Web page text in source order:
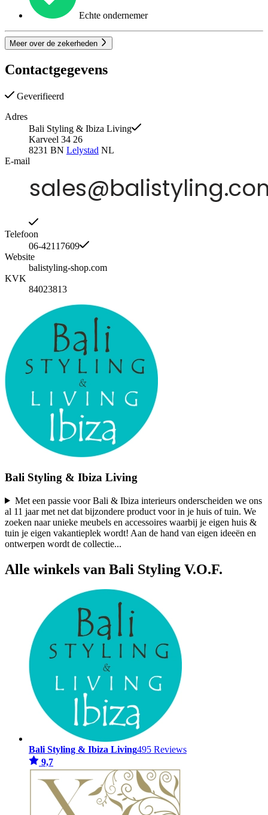
Echte ondernemer
Meer over de zekerheden
Contactgegevens
Geverifieerd
Adres
Bali Styling & Ibiza Living
Karveel 34 26
8231 BN Lelystad NL
E-mail
Telefoon
06-42117609
Website
balistyling-shop.com
KVK
84023813
Bali Styling & Ibiza Living
Met een passie voor Bali & Ibiza interieurs onderscheiden we ons
al 11 jaar met net dat bijzondere product voor in je huis of tuin. We
zoeken naar unieke meubels en accessoires waarbij je eigen huis &
tuin je eigen vakantieplek wordt! Aan de hand van eigen ideeën en
ontwerpen wordt de collectie...
Alle winkels van Bali Styling V.O.F.
Bali Styling & Ibiza Living495 Reviews
9,7